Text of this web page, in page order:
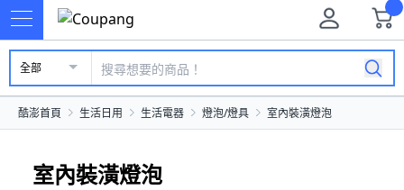
全部
酷澎首頁 生活日用 生活電器 燈泡/燈具 室內裝潢燈泡
室內裝潢燈泡